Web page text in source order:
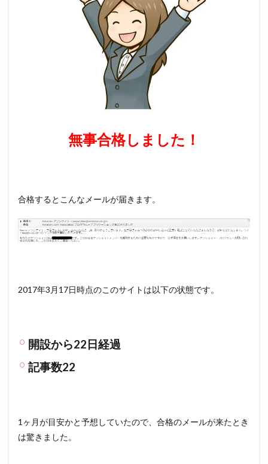
無事合格しました！
合格するとこんなメールが届きます。
2017年3月17日時点のこのサイトは以下の状態です。
開設から22日経過
記事数22
1ヶ月が目安かと予想していたので、合格のメールが来たとき
は驚きました。